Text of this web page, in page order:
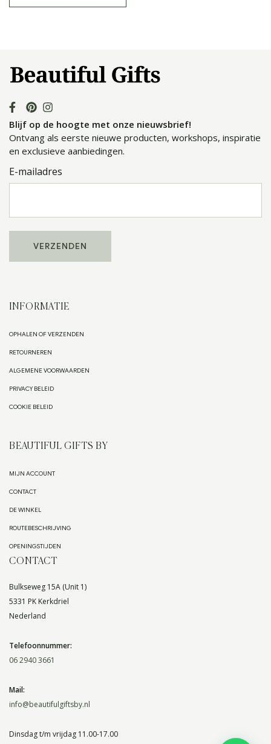
Blijf op de hoogte met onze nieuwsbrief!
Ontvang als eerste nieuwe producten, workshops, inspiratie
en exclusieve aanbiedingen.
E-mailadres
INFORMATIE
OPHALEN OF VERZENDEN
RETOURNEREN
ALGEMENE VOORWAARDEN
PRIVACY BELEID
COOKIE BELEID
BEAUTIFUL GIFTS BY
MIJN ACCOUNT
CONTACT
DE WINKEL
ROUTEBESCHRIJVING
OPENINGSTIJDEN
CONTACT
Bulkseweg 15A (Unit 1)
5331 PK Kerkdriel
Nederland
Telefoonnummer:
06 2940 3661
Mail:
info@beautifulgiftsby.nl
Dinsdag t/m vrijdag 11.00-17.00